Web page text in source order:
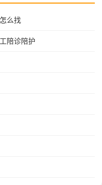
么找
陪诊陪护